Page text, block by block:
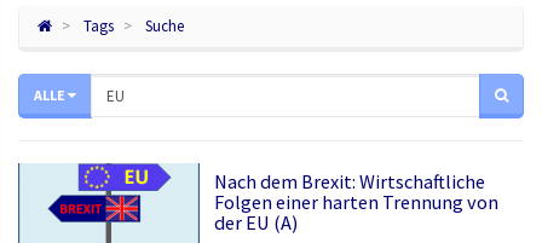
Tags Suche
ALLE
Nach dem Brexit: Wirtschaftliche
Folgen einer harten Trennung von
der EU (A)